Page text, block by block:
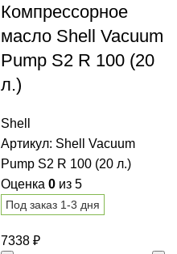
Компрессорное
масло Shell Vacuum
Pump S2 R 100 (20
л.)
Shell
Артикул: Shell Vacuum
Pump S2 R 100 (20 л.)
Оценка 0 из 5
Под заказ 1-3 дня
7338 ₽